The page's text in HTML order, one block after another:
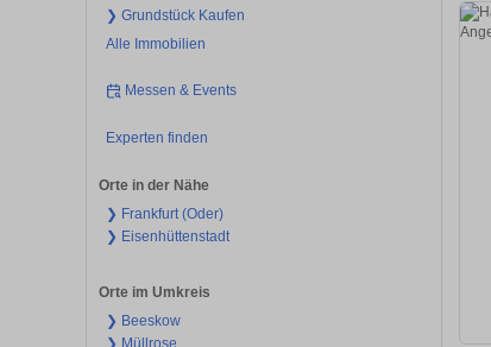
❯ Grundstück Kaufen
Alle Immobilien
Messen & Events
Experten finden
Orte in der Nähe
❯ Frankfurt (Oder)
❯ Eisenhüttenstadt
Orte im Umkreis
❯ Beeskow
❯ Müllrose